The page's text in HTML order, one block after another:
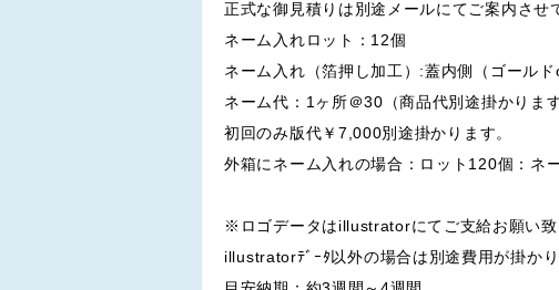
正式な御見積りは別途メールにてご案内させ
ネーム入れロット：12個
ネーム入れ（箔押し加工）:蓋内側（ゴールド
ネーム代：1ヶ所＠30（商品代別途掛かります
初回のみ版代￥7,000別途掛かります。
外箱にネーム入れの場合：ロット120個：ネ
※ロゴデータはillustratorにてご支給お願い致
illustratorﾃﾞｰﾀ以外の場合は別途費用が掛かり